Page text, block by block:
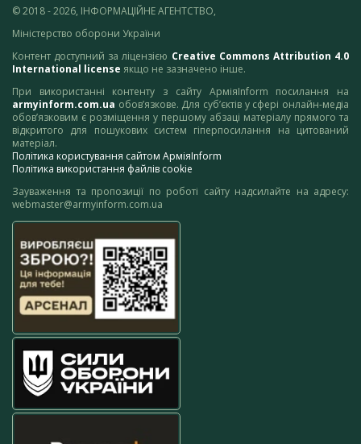
© 2018 - 2026, ІНФОРМАЦІЙНЕ АГЕНТСТВО,
Міністерство оборони України
Контент доступний за ліцензією Creative Commons Attribution 4.0
International license якщо не зазначено інше.
При використанні контенту з сайту АрміяInform посилання на
armyinform.com.ua обов’язкове. Для суб’єктів у сфері онлайн-медіа
обов’язковим є розміщення у першому абзаці матеріалу прямого та
відкритого для пошукових систем гіперпосилання на цитований
матеріал.
Політика користування сайтом АрміяInform
Політика використання файлів cookie
Зауваження та пропозиції по роботі сайту надсилайте на адресу:
webmaster@armyinform.com.ua